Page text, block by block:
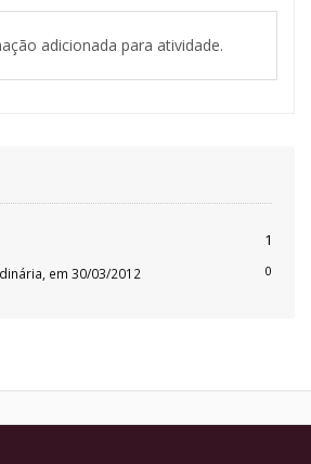
adicionada para atividade.
1
em 30/03/2012 0